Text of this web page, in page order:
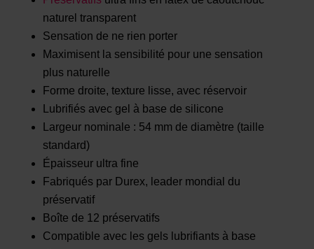
naturel transparent
Sensation de ne rien porter
Maximisent la sensibilité pour une sensation
plus naturelle
Forme droite, texture lisse, avec réservoir
Lubrifiés avec gel à base de silicone
Largeur nominale : 54 mm de diamètre (taille
standard)
Épaisseur ultra fine
Fabriqués par Durex, leader mondial du
préservatif
Boîte de 12 préservatifs
Compatible avec les gels lubrifiants à base